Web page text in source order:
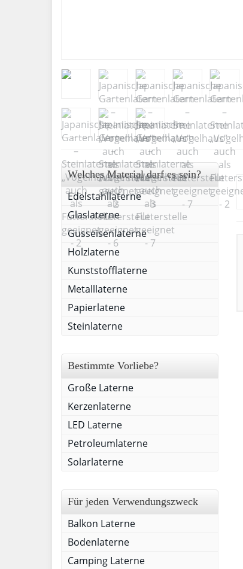
Welches Material darf es sein?
Edelstahllaterne
Glaslaterne
Gusseisenlaterne
Holzlaterne
Kunststofflaterne
Metalllaterne
Papierlatene
Steinlaterne
Bestimmte Vorliebe?
Große Laterne
Kerzenlaterne
LED Laterne
Petroleumlaterne
Solarlaterne
Für jeden Verwendungszweck
Balkon Laterne
Bodenlaterne
Camping Laterne